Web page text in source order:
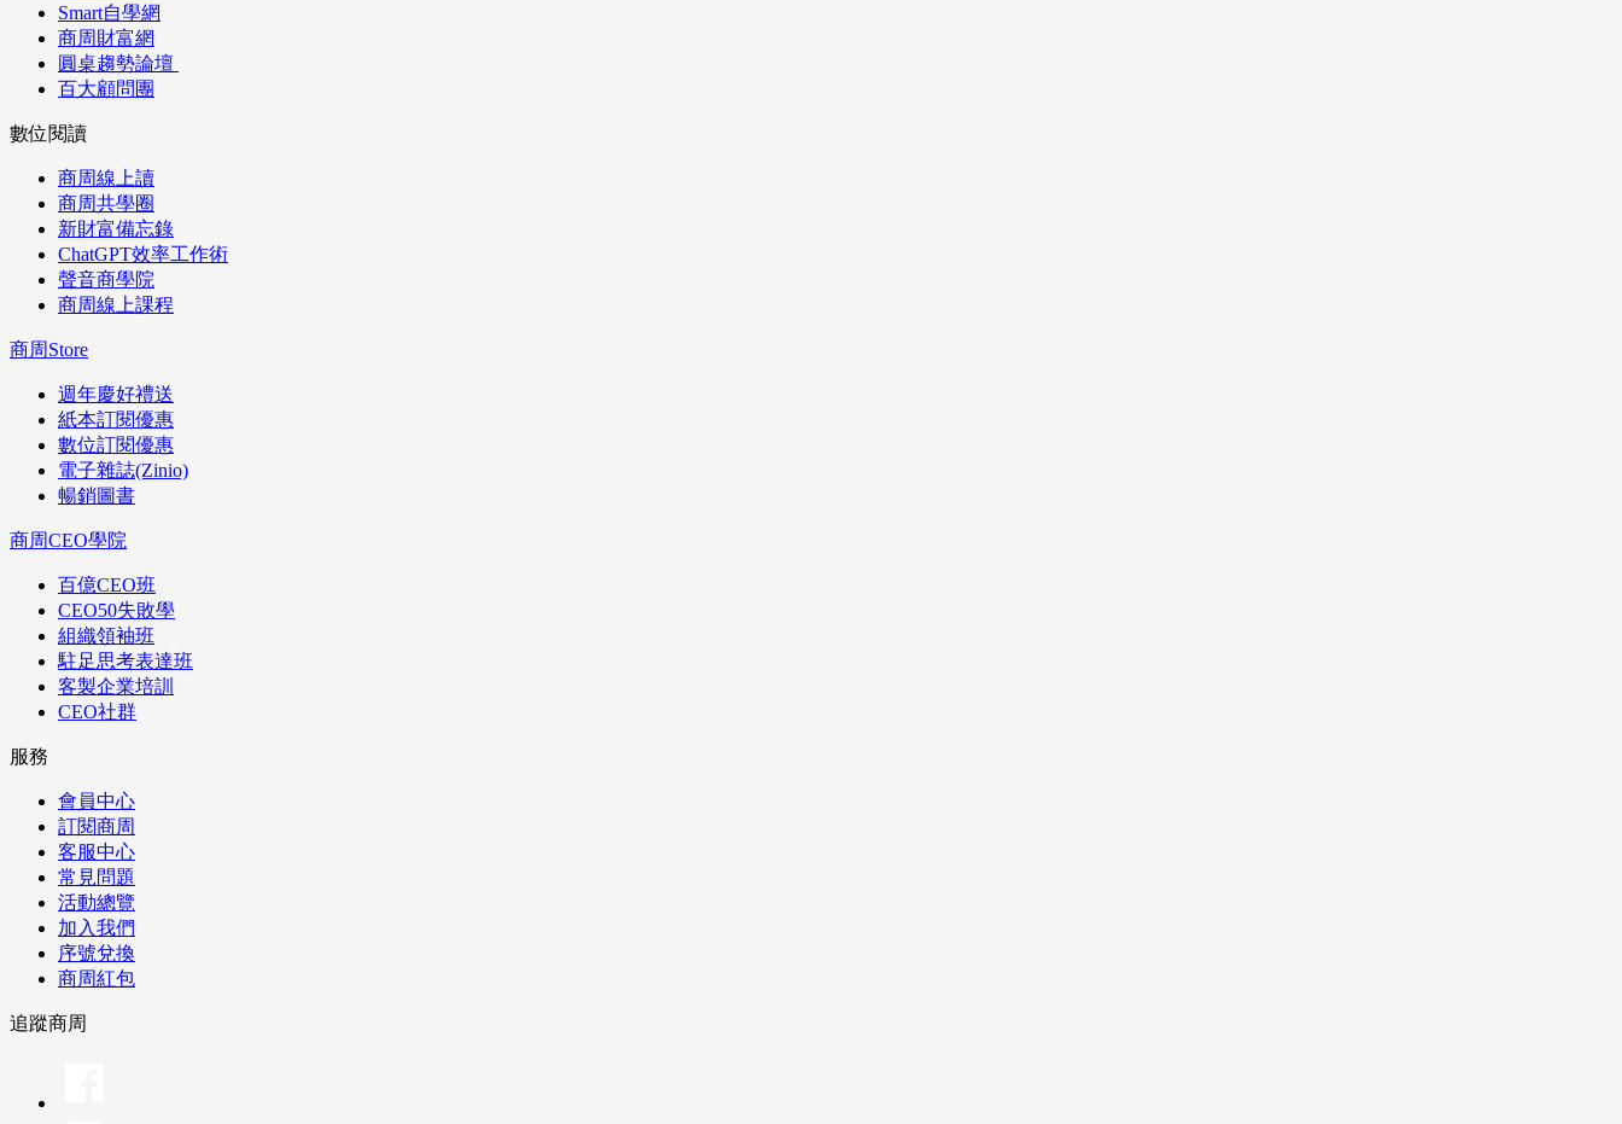
Smart自學網
商周財富網
圓桌趨勢論壇
百大顧問團
數位閱讀
商周線上讀
商周共學圈
新財富備忘錄
ChatGPT效率工作術
聲音商學院
商周線上課程
商周Store
週年慶好禮送
紙本訂閱優惠
數位訂閱優惠
電子雜誌(Zinio)
暢銷圖書
商周CEO學院
百億CEO班
CEO50失敗學
組織領袖班
駐足思考表達班
客製企業培訓
CEO社群
服務
會員中心
訂閱商周
客服中心
常見問題
活動總覽
加入我們
序號兌換
商周紅包
追蹤商周